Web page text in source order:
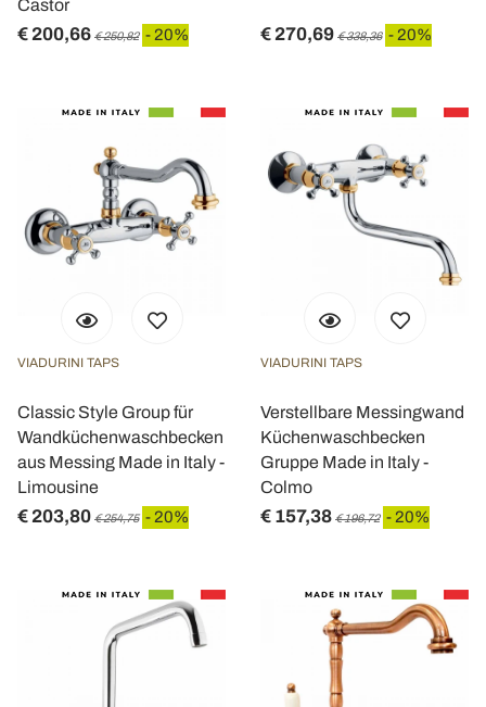
Castor
€ 200,66 € 250,82 - 20% € 270,69 € 338,36 - 20%
VIADURINI TAPS
Classic Style Group für
Wandküchenwaschbecken
aus Messing Made in Italy -
Limousine
€ 203,80 € 254,75 - 20%
VIADURINI TAPS
Verstellbare Messingwand
Küchenwaschbecken
Gruppe Made in Italy -
Colmo
€ 157,38 € 196,72 - 20%